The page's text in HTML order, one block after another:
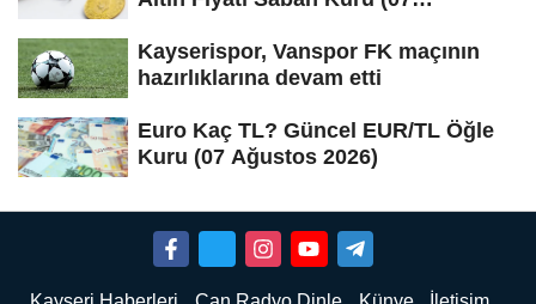
Kayserispor, Vanspor FK maçının
hazırlıklarına devam etti
Euro Kaç TL? Güncel EUR/TL Öğle
Kuru (07 Ağustos 2026)